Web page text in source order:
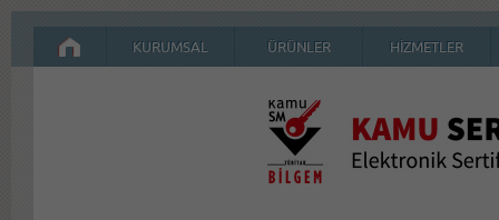
KURUMSAL ÜRÜNLER HİZMETLER